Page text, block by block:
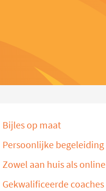
Bijles op maat
Persoonlijke begeleiding
Zowel aan huis als online
Gekwalificeerde coaches